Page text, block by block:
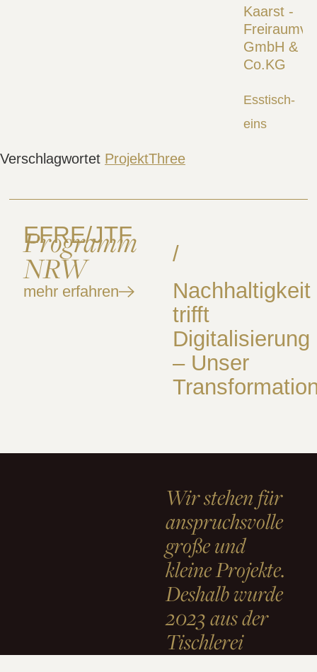
Esstisch-
eins
Verschlagwortet ProjektThree
EFRE/JTF
Programm
NRW
mehr erfahren
/
Nachhaltigkeit
trifft
Digitalisierung
– Unser
Wir stehen für
anspruchsvolle
große und
kleine Projekte.
Deshalb wurde
2023 aus der
Tischlerei